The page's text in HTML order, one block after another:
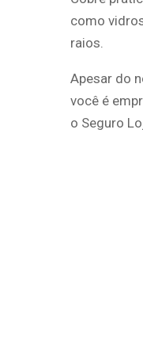
como
raios.
Apesar do
você é
o Seguro